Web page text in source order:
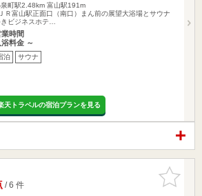
町駅2.48km 富山駅191m
Ｒ富山駅正面口（南口）まん前の展望大浴場とサウナ
ビジネスホテ…
業時間
浴料金 ～
泊 サウナ
天トラベルの宿泊プランを見る
お気に入
りに追加
/ 6 件